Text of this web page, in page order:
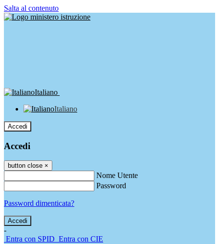
Salta al contenuto
Italiano
Italiano
Accedi
Accedi
button close ×
Nome Utente
Password
Password dimenticata?
-
Entra con SPID Entra con CIE